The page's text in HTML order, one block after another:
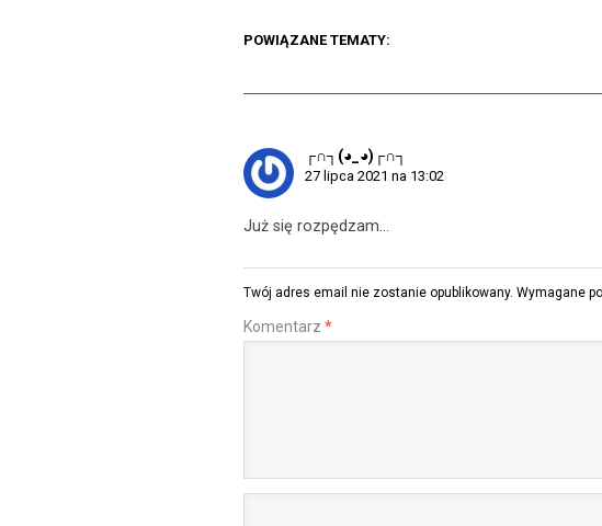
POWIĄZANE TEMATY:
┌∩┐(◕_◕)┌∩┐
27 lipca 2021 na 13:02
Już się rozpędzam…
Twój adres email nie zostanie opublikowany. Wymagane
Komentarz *